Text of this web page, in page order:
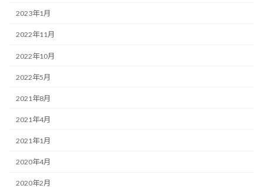
2023年1月
2022年11月
2022年10月
2022年5月
2021年8月
2021年4月
2021年1月
2020年4月
2020年2月